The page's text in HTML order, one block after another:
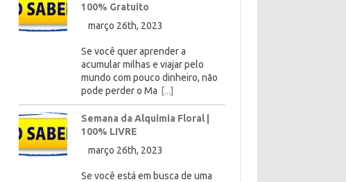
100% Gratuito
março 26th, 2023
Se você quer aprender a
acumular milhas e viajar pelo
mundo com pouco dinheiro, não
pode perder o Ma [...]
Semana da Alquimia Floral |
100% LIVRE
março 26th, 2023
Se você está em busca de uma